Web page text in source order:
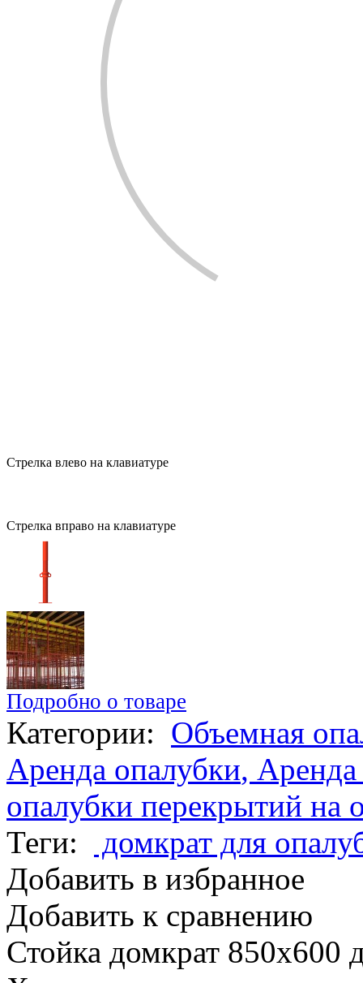
Стрелка влево на клавиатуре
Стрелка вправо на клавиатуре
Подробно о товаре
Категории: Объемная
Аренда опалубки, Аренда
опалубки перекрытий на
Теги:
домкрат для
Добавить в избранное
Добавить к сравнению
Стойка домкрат 850x600